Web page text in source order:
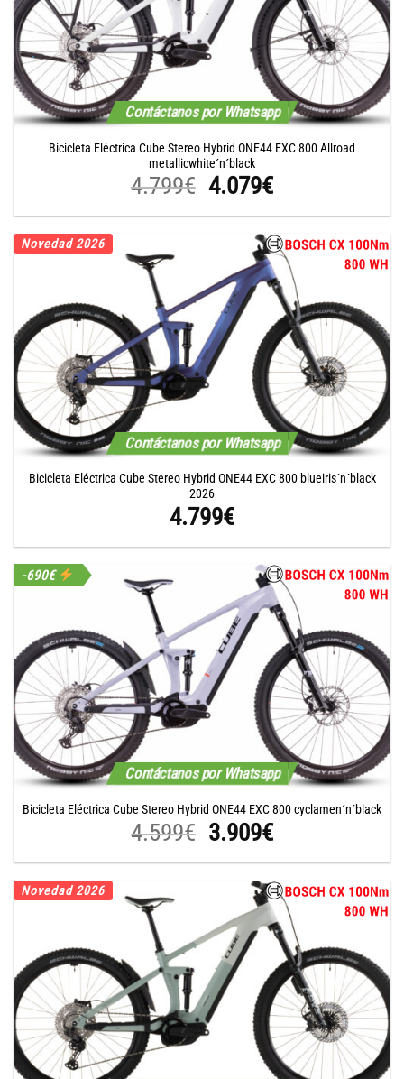
Contáctanos por Whatsapp
Bicicleta Eléctrica Cube Stereo Hybrid ONE44 EXC 800 Allroad
metallicwhite´n´black
4.799€ El
precio
original
4.799€.
4.079€El
precio
actual
es:
4.079€.
Contáctanos por Whatsapp
Novedad 2026
Bicicleta Eléctrica Cube Stereo Hybrid ONE44 EXC 800 blueiris´n´black
2026
4.799€
Contáctanos por Whatsapp
-690€
Bicicleta Eléctrica Cube Stereo Hybrid ONE44 EXC 800 cyclamen´n´black
4.599€ El
precio
original
4.599€.
3.909€El
precio
actual
es:
3.909€.
Novedad 2026